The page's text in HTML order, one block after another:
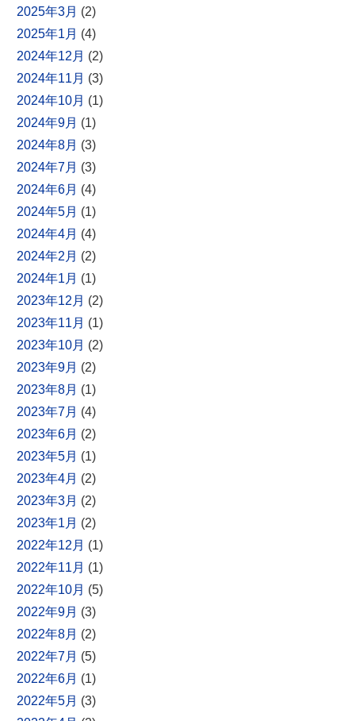
2025年3月 (2)
2025年1月 (4)
2024年12月 (2)
2024年11月 (3)
2024年10月 (1)
2024年9月 (1)
2024年8月 (3)
2024年7月 (3)
2024年6月 (4)
2024年5月 (1)
2024年4月 (4)
2024年2月 (2)
2024年1月 (1)
2023年12月 (2)
2023年11月 (1)
2023年10月 (2)
2023年9月 (2)
2023年8月 (1)
2023年7月 (4)
2023年6月 (2)
2023年5月 (1)
2023年4月 (2)
2023年3月 (2)
2023年1月 (2)
2022年12月 (1)
2022年11月 (1)
2022年10月 (5)
2022年9月 (3)
2022年8月 (2)
2022年7月 (5)
2022年6月 (1)
2022年5月 (3)